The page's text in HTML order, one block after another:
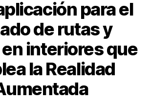
para el
de rutas y
interiores que
la Realidad